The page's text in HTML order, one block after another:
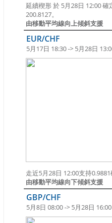
延續楔形 於 5月28日 12:00
200.8127。
由移動平均線向上傾斜支援
EUR/CHF
5月17日 18:30 -> 5月28日
走近5月28日 12:00支持
由移動平均線向下傾斜支援
GBP/CHF
5月8日 08:00 -> 5月28日 16:00